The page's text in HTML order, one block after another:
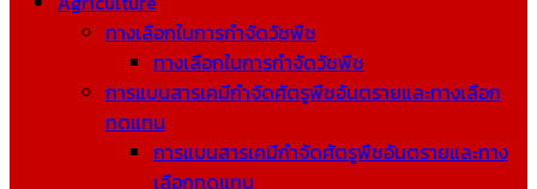
ทางเลือกในการกำจัดวัชพืช
ทางเลือกในการกำจัดวัชพืช
การแบนสารเคมีกำจัดศัตรูพืชอันตรายและทางเลือก
ทดแทน
การแบนสารเคมีกำจัดศัตรูพืชอันตรายและทาง
เลือกทดแทน